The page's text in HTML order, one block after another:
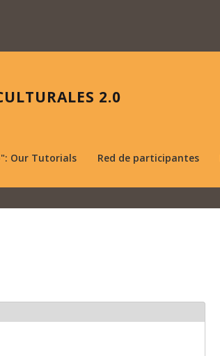
2.0
Our Tutorials Red de participantes